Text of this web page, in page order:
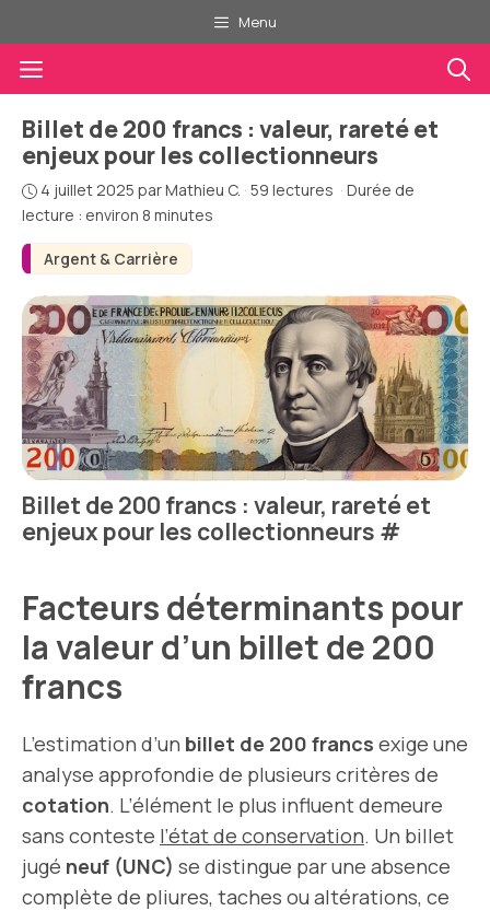
au
contenu
Menu
Menu
Argent & Carrière
Billet de 200 francs : valeur, rareté et
enjeux pour les collectionneurs
4 juillet 2025 parMathieu C. · 59 lectures · Durée de
lecture : environ 8 minutes
Billet de 200 francs : valeur, rareté et
enjeux pour les collectionneurs #
Facteurs déterminants pour
la valeur d’un billet de 200
francs
L’estimation d’un billet de 200 francs exige une
analyse approfondie de plusieurs critères de
cotation. L’élément le plus influent demeure
sans conteste l’état de conservation. Un billet
jugé neuf (UNC) se distingue par une absence
complète de pliures, taches ou altérations, ce